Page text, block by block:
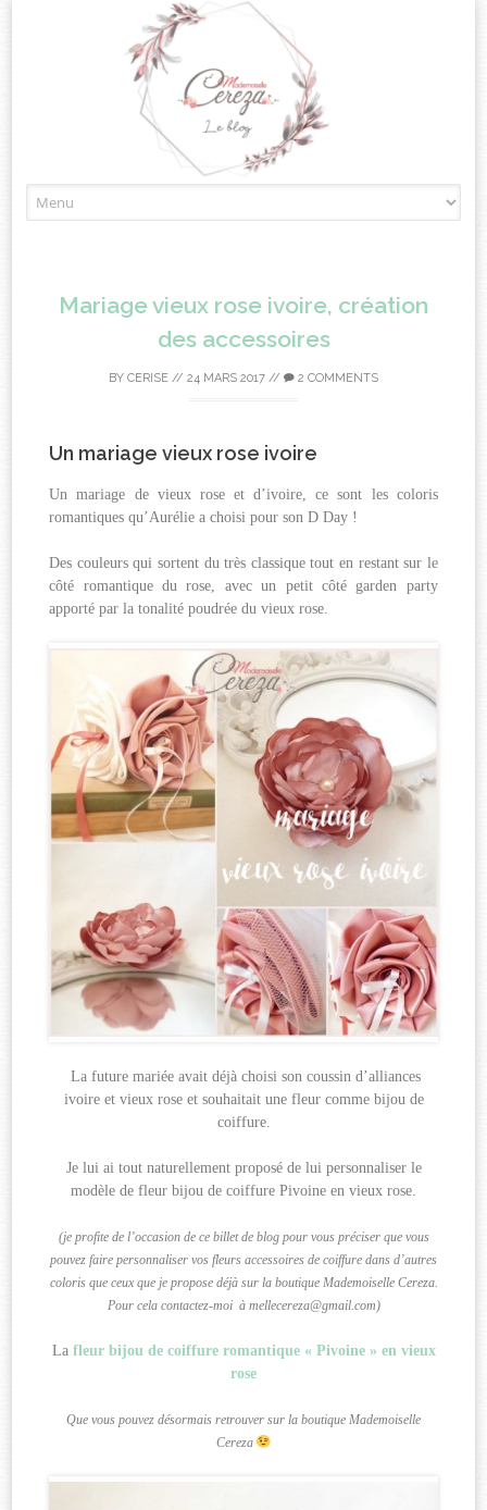
to
Mariage vieux rose ivoire, création
des accessoires
BY CERISE // 24 MARS 2017 // 2 COMMENTS
Un mariage vieux rose ivoire
Un mariage de vieux rose et d’ivoire, ce sont les coloris
romantiques qu’Aurélie a choisi pour son D Day !
Des couleurs qui sortent du très classique tout en restant sur le
côté romantique du rose, avec un petit côté garden party
apporté par la tonalité poudrée du vieux rose.
La future mariée avait déjà choisi son coussin d’alliances
ivoire et vieux rose et souhaitait une fleur comme bijou de
coiffure.
Je lui ai tout naturellement proposé de lui personnaliser le
modèle de fleur bijou de coiffure Pivoine en vieux rose.
(je profite de l’occasion de ce billet de blog pour vous préciser que vous
pouvez faire personnaliser vos fleurs accessoires de coiffure dans d’autres
coloris que ceux que je propose déjà sur la boutique Mademoiselle Cereza.
Pour cela contactez-moi à mellecereza@gmail.com)
La fleur bijou de coiffure romantique « Pivoine » en vieux
rose
Que vous pouvez désormais retrouver sur la boutique Mademoiselle
Cereza